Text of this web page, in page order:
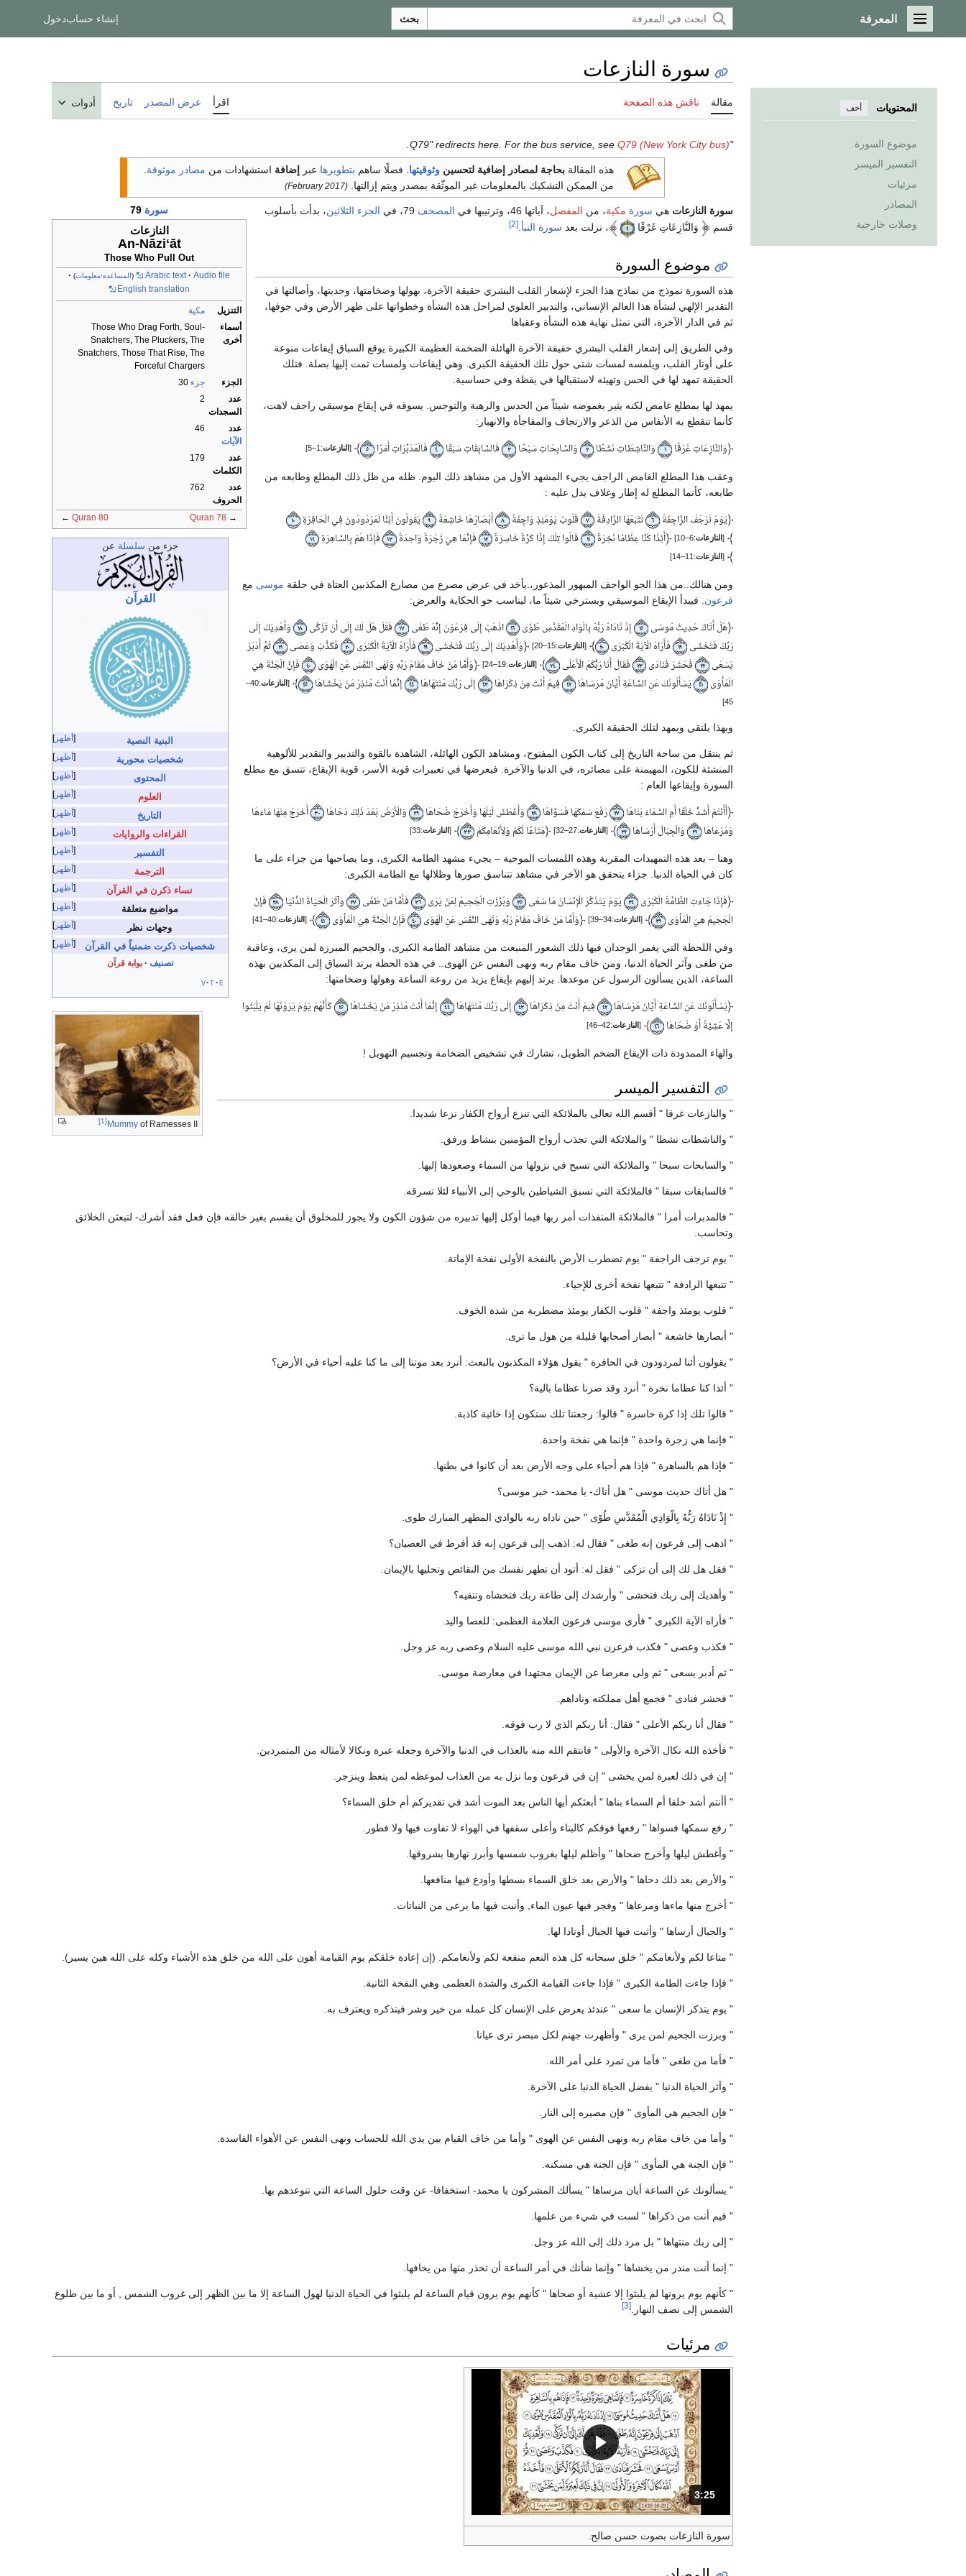
القائمة الرئيسية
المعرفة بحث إنشاء حسابدخول
المحتويات أخف
موضوع السورة
التفسير الميسر
مرئيات
المصادر
وصلات خارجية
سورة النازعات
مقالة ناقش هذه الصفحة اقرأ عرض المصدر تاريخ أدوات
"Q79" redirects here. For the bus service, see
Q79 (New York City bus)
هذه المقالة بحاجة لمصادر إضافية لتحسين وثوقيتها فضلًا ساهم بتطويرها عبر إضافة استشهادات من مصادر موثوقة
من الممكن التشكيك بالمعلومات غير الموثّقة بمصدر ويتم إزالتها.
(February 2017)
سورة
النازعات
An-Nāziʻāt
Those Who Pull Out
Arabic text Audio file
(المساعدة·معلومات)
English translation
التنزيل
مكية
أسماء
أخرى
Those Who Drag Forth, Soul-
Snatchers, The Pluckers, The
Snatchers, Those That Rise, The
Forceful Chargers
الجزء
جزء
عدد
السجدات
2
عدد
الآيات
46
عدد
الكلمات
179
عدد
الحروف
762
→
Quran 78
Quran 80
←
جزء من سلسلة عن
القرآن
أظهر البنية النصية
أظهر شخصيات محورية
أظهر المحتوى
أظهر العلوم
أظهر التاريخ
أظهر القراءات والروايات
أظهر التفسير
أظهر الترجمة
أظهر نساء ذكرن في القرآن
أظهر مواضيع متعلقة
أظهر وجهات نظر
أظهر شخصيات ذكرت ضمنياً في القرآن
تصنيف
بوابة قرآن
v t e
Mummy of Ramesses II
[1]
سورة النازعات هي سورة مكية، من المفصل، آياتها 46، وترتيبها في المصحف الجزء الثلاثين، بدأت بأسلوب
قسم
وَالنَّازِعَاتِ غَرْقًا ، نزلت بعد سورة النبأ.
[2]
موضوع السورة
هذه السورة نموذج من نماذج هذا الجزء لإشعار القلب البشري حقيقة الآخرة، بهولها وضخامتها، وجديتها، وأصالتها في
التقدير الإلهي لنشأة هذا العالم الإنساني، والتدبير العلوي لمراحل هذة النشأة وخطواتها على ظهر الأرض وفي جوفها،
ثم في الدار الآخرة، التي تمثل نهاية هذه النشأة وعقباها
وفي الطريق إلى إشعار القلب البشري حقيقة الآخرة الهائلة الضخمة العظيمة الكبيرة يوقع السباق إيقاعات منوعة
على أوتار القلب، ويلمسه لمسات شتى حول تلك الحقيقة الكبرى. وهي إيقاعات ولمسات تمت إليها بصلة. فتلك
الحقيقة تمهد لها في الحس وتهيئه لاستقبالها في يقظة وفي حساسية.
يمهد لها بمطلع غامض لكنه يثير بغموضه شيئاً من الحدس والرهبة والتوجس. يسوقه في إيقاع موسيقي راجف لاهت،
كأنما تنقطع به الأنفاس من الذعر والارتجاف والمفاجأة والانهيار:
﴿وَالنَّازِعَاتِ غَرْقًا ١ وَالنَّاشِطَاتِ نَشْطًا ٢ وَالسَّابِحَاتِ سَبْحًا ٣ فَالسَّابِقَاتِ سَبْقًا ٤ فَالْمُدَبِّرَاتِ أَمْرًا ٥ ﴾ [النازعات:1–5]
وعقب هذا المطلع الغامض الراجف يجيء المشهد الأول من مشاهد ذلك اليوم. ظله من ظل ذلك المطلع وطابعه من
طابعه، كأنما المطلع له إطار وغلاف يدل عليه :
﴿يَوْمَ تَرْجُفُ الرَّاجِفَةُ ٦ تَتْبَعُهَا الرَّادِفَةُ ٧ قُلُوبٌ يَوْمَئِذٍ وَاجِفَةٌ ٨ أَبْصَارُهَا خَاشِعَةٌ ٩ يَقُولُونَ أَئِنَّا لَمَرْدُودُونَ فِي الْحَافِرَةِ ١٠
﴾ [النازعات:6–10] ﴿أَئِذَا كُنَّا عِظَامًا نَخِرَةً ١١ قَالُوا تِلْكَ إِذًا كَرَّةٌ خَاسِرَةٌ ١٢ فَإِنَّمَا هِيَ زَجْرَةٌ وَاحِدَةٌ ١٣ فَإِذَا هُمْ بِالسَّاهِرَةِ ١٤
﴾ [النازعات:11–14]
ومن هنالك..من هذا الجو الواجف المبهور المذعور،.بأخد في عرض مصرع من مصارع المكذبين العتاة في حلقة موسى مع
فرعون . فيبدأ الإيقاع الموسيقي ويسترخي شيئاً ما، ليناسب جو الحكاية والعرض:
﴿هَلْ أَتَاكَ حَدِيثُ مُوسَى ١٥ إِذْ نَادَاهُ رَبُّهُ بِالْوَادِ الْمُقَدَّسِ طُوًى ١٦ اذْهَبْ إِلَى فِرْعَوْنَ إِنَّهُ طَغَى ١٧ فَقُلْ هَلْ لَكَ إِلَى أَنْ تَزَكَّى ١٨
وَأَهْدِيَكَ إِلَى
رَبِّكَ فَتَخْشَى
١٩ فَأَرَاهُ الْآيَةَ الْكُبْرَى ٢٠ ﴾ [ النازعات:15–20] ﴿وَأَهْدِيَكَ إِلَى رَبِّكَ فَتَخْشَى ١٩ فَأَرَاهُ الْآيَةَ الْكُبْرَى ٢٠ فَكَذَّبَ وَعَصَى ٢١
ثُمَّ أَدْبَرَ
يَسْعَى
٢٢ فَحَشَرَ فَنَادَى ٢٣ فَقَالَ أَنَا رَبُّكُمُ الْأَعْلَى ٢٤ ﴾ [النازعات:19–24] ﴿وَأَمَّا مَنْ خَافَ مَقَامَ رَبِّهِ وَنَهَى النَّفْسَ عَنِ الْهَوَى ٤٠
فَإِنَّ الْجَنَّةَ هِيَ
الْمَأْوَى
٤١ يَسْأَلُونَكَ عَنِ السَّاعَةِ أَيَّانَ مُرْسَاهَا ٤٢ فِيمَ أَنْتَ مِنْ ذِكْرَاهَا ٤٣ إِلَى رَبِّكَ مُنْتَهَاهَا ٤٤ إِنَّمَا أَنْتَ مُنْذِرُ مَنْ يَخْشَاهَا ٤٥ ﴾ [النازعات :40–
45]
وبهذا يلتقي ويمهد لتلك الحقيقة الكبرى.
ثم ينتقل من ساحة التاريخ إلى كتاب الكون المفتوح، ومشاهد الكون الهائلة، الشاهدة بالقوة والتدبير والتقدير للألوهية
المنشئة للكون، المهيمنة على مصائره، في الدنيا والآخرة. فيعرضها في تعبيرات قوية الأسر، قوية الإيقاع، تتسق مع مطلع
السورة وإيقاعها العام :
﴿أَأَنْتُمْ أَشَدُّ خَلْقًا أَمِ السَّمَاءُ بَنَاهَا ٢٧ رَفَعَ سَمْكَهَا فَسَوَّاهَا ٢٨ وَأَغْطَشَ لَيْلَهَا وَأَخْرَجَ ضُحَاهَا ٢٩ وَالْأَرْضَ بَعْدَ ذَلِكَ دَحَاهَا ٣٠
أَخْرَجَ مِنْهَا مَاءَهَا
وَمَرْعَاهَا
٣١ وَالْجِبَالَ أَرْسَاهَا ٣٢ ﴾ [النازعات:27–32] ﴿مَتَاعًا لَكُمْ وَلِأَنْعَامِكُمْ ٣٣ ﴾ [النازعات:33]
وهنا – بعد هذه التمهيدات المقربة وهذه اللمسات الموحية – يجيء مشهد الطامة الكبرى، وما يصاحبها من جزاء على ما
كان في الحياة الدنيا. جزاء يتحقق هو الآخر في مشاهد تتناسق صورها وظلالها مع الطامة الكبرى:
﴿فَإِذَا جَاءَتِ الطَّامَّةُ الْكُبْرَى ٣٤ يَوْمَ يَتَذَكَّرُ الْإِنْسَانُ مَا سَعَى ٣٥ وَبُرِّزَتِ الْجَحِيمُ لِمَنْ يَرَى ٣٦ فَأَمَّا مَنْ طَغَى ٣٧ وَآثَرَ الْحَيَاةَ الدُّنْيَا ٣٨ فَإِنَّ
الْجَحِيمَ هِيَ الْمَأْوَى
٣٩ ﴾ [النازعات:34–39] ﴿وَأَمَّا مَنْ خَافَ مَقَامَ رَبِّهِ وَنَهَى النَّفْسَ عَنِ الْهَوَى ٤٠ فَإِنَّ الْجَنَّةَ هِيَ الْمَأْوَى ٤١ ﴾ [النازعات:40–41]
وفي اللحظة التي يغمر الوجدان فيها ذلك الشعور المنبعث من مشاهد الطامة الكبرى، والجحيم المبرزة لمن يرى، وعاقبة
من طغى وآثر الحياة الدنيا، ومن خاف مقام ربه ونهى النفس عن الهوى.. في هذه الحظة يرتد السياق إلى المكذبين بهذه
الساعة، الذين يسألون الرسول عن موعدها. يرتد إليهم بإيقاع يزيذ من روعة الساعة وهولها وضخامتها:
﴿يَسْأَلُونَكَ عَنِ السَّاعَةِ أَيَّانَ مُرْسَاهَا ٤٢ فِيمَ أَنْتَ مِنْ ذِكْرَاهَا ٤٣ إِلَى رَبِّكَ مُنْتَهَاهَا ٤٤ إِنَّمَا أَنْتَ مُنْذِرُ مَنْ يَخْشَاهَا ٤٥
كَأَنَّهُمْ يَوْمَ يَرَوْنَهَا لَمْ يَلْبَثُوا
إِلَّا عَشِيَّةً أَوْ ضُحَاهَا
٤٦ ﴾ [النازعات:42–46]
والهاء الممدودة ذات الإيقاع الضخم الطويل، تشارك في تشخيص الضخامة وتجسيم التهويل !
التفسير الميسر
" والنازعات غرقا " أقسم الله تعالى بالملائكة التي تنزع أرواح الكفار نزعا شديدا.
" والناشطات نشطا " والملائكة التي تجذب أرواح المؤمنين بنشاط ورفق.
" والسابحات سبحا " والملائكة التي تسبح في نزولها من السماء وصعودها إليها.
" فالسابقات سبقا " فالملائكة التي تسبق الشياطين بالوحي إلى الأنبياء لئلا تسرقه.
" فالمدبرات أمرا " فالملائكة المنفذات أمر ربها فيما أوكل إليها تدبيره من شؤون الكون ولا يجوز للمخلوق أن يقسم بغير خالقه فإن فعل فقد أشرك- لتبعثن الخلائق
وتحاسب.
" يوم ترجف الراجفة " يوم تضطرب الأرض بالنفخة الأولى نفخة الإماتة.
" تتبعها الرادفة " تتبعها نفخة أخرى للإحياء.
" قلوب يومئذ واجفة " قلوب الكفار يومئذ مضطربة من شدة الخوف.
" أبصارها خاشعة " أبصار أصحابها قليلة من هول ما ترى.
" يقولون أئنا لمردودون في الحافرة " يقول هؤلاء المكذبون بالبعث: أنرد بعد موتنا إلى ما كنا عليه أحياء في الأرض؟
" أئذا كنا عظاما نخرة " أنرد وقد صرنا عظاما بالية؟
" قالوا تلك إذا كرة خاسرة " قالوا: رجعتنا تلك ستكون إذا خائبة كاذبة.
" فإنما هي زجرة واحدة " فإنما هي نفخة واحدة.
" فإذا هم بالساهرة " فإذا هم أحياء على وجه الأرض بعد أن كانوا في بطنها.
" هل أتاك حديث موسى " هل أتاك- يا محمد- خبر موسى؟
" إِذْ نَادَاهُ رَبُّهُ بِالْوَادِي الْمُقَدَّسِ طُوًى " حين ناداه ربه بالوادي المطهر المبارك طوى.
" اذهب إلى فرعون إنه طغى " فقال له: اذهب إلى فرعون إنه قد أفرط في العصيان؟
" فقل هل لك إلى أن تزكى " فقل له: أتود أن تطهر نفسك من النقائص وتحليها بالإيمان.
" وأهديك إلى ربك فتخشى " وأرشدك إلى طاعة ربك فتخشاه وتتقيه؟
" فأراه الآية الكبرى " فأرى موسى فرعون العلامة العظمى: للعصا واليد.
" فكذب وعصى " فكذب فرعرن نبي الله موسى عليه السلام وعصى ربه عز وجل.
" ثم أدبر يسعى " ثم ولى معرضا عن الإيمان مجتهدا في معارضة موسى.
" فحشر فنادى " فجمع أهل مملكته وناداهم.
" فقال أنا ربكم الأعلى " فقال: أنا ربكم الذي لا رب فوقه.
" فأخذه الله نكال الآخرة والأولى " فانتقم الله منه بالعذاب في الدنيا والآخرة وجعله عبرة ونكالا لأمثاله من المتمردين.
" إن في ذلك لعبرة لمن يخشى " إن في فرعون وما نزل به من العذاب لموعظه لمن يتعظ وينزجر.
" أأنتم أشد خلقا أم السماء بناها " أبعثكم أيها الناس بعد الموت أشد في تقديركم أم خلق السماء؟
" رفع سمكها فسواها " رفعها فوقكم كالبناء وأعلى سقفها في الهواء لا تفاوت فيها ولا فطور.
" وأغطش ليلها وأخرج ضحاها " وأظلم ليلها بغروب شمسها وأبرز نهارها بشروقها.
" والأرض بعد ذلك دحاها " والأرض بعد خلق السماء بسطها وأودع فيها منافعها.
" أخرج منها ماءها ومرعاها " وفجر فيها عيون الماء, وأنبت فيها ما يرعى من النباتات.
" والجبال أرساها " وأثبت فيها الجبال أوتادا لها.
" متاعا لكم ولأنعامكم " خلق سبحانه كل هذه النعم منفعة لكم ولأنعامكم. (إن إعادة خلقكم يوم القيامة أهون على الله من خلق هذه الأشياء وكله على الله هين يسير).
" فإذا جاءت الطامة الكبرى " فإذا جاءت القيامة الكبرى والشدة العظمى وهي النفخة الثانية.
" يوم يتذكر الإنسان ما سعى " عندئذ يعرض على الإنسان كل عمله من خير وشر فيتذكره ويعترف به.
" وبرزت الجحيم لمن يرى " وأظهرت جهنم لكل مبصر ترى عيانا.
" فأما من طغى " فأما من تمرد على أمر الله.
" وآثر الحياة الدنيا " يفضل الحياة الدنيا على الآخرة.
" فإن الجحيم هي المأوى " فإن مصيره إلى النار.
" وأما من خاف مقام ربه ونهى النفس عن الهوى " وأما من خاف القيام بين يدي الله للحساب ونهى النفس عن الأهواء الفاسدة.
" فإن الجنة هي المأوى " فإن الجنة هي مسكنه.
" يسألونك عن الساعة أيان مرساها " يسألك المشركون يا محمد- استخفافا- عن وقت حلول الساعة التي تتوعدهم بها.
" فيم أنت من ذكراها " لست في شيء من علمها.
" إلى ربك منتهاها " بل مرد ذلك إلى الله عز وجل.
" إنما أنت منذر من يخشاها " وإنما شأنك في أمر الساعة أن تحذر منها من يخافها.
" كأنهم يوم يرونها لم يلبثوا إلا عشية أو ضحاها " كأنهم يوم يرون قيام الساعة لم يلبثوا في الحياة الدنيا لهول الساعة إلا ما بين الظهر إلى غروب الشمس , أو ما بين طلوع
الشمس إلى نصف النهار.
[3]
مرئيات
المدة: دقائق و 25 ثواني.
3:25
سورة النازعات بصوت حسن صالح.